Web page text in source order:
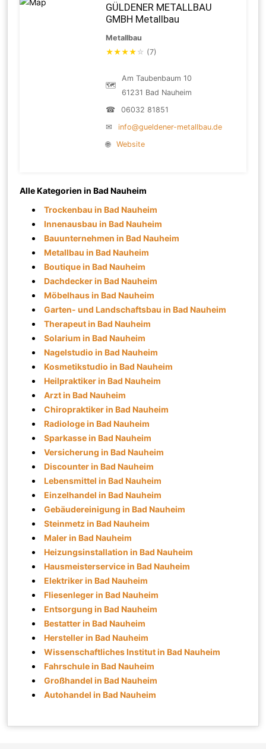
GÜLDENER METALLBAU
GMBH Metallbau
Metallbau
★★★★ ☆ (7)
🗺
Am Taubenbaum 10
61231 Bad Nauheim
☎
06032 81851
✉
info@gueldener-metallbau.de
🌐
Website
Alle Kategorien in Bad Nauheim
Trockenbau in Bad Nauheim
Innenausbau in Bad Nauheim
Bauunternehmen in Bad Nauheim
Metallbau in Bad Nauheim
Boutique in Bad Nauheim
Dachdecker in Bad Nauheim
Möbelhaus in Bad Nauheim
Garten- und Landschaftsbau in Bad Nauheim
Therapeut in Bad Nauheim
Solarium in Bad Nauheim
Nagelstudio in Bad Nauheim
Kosmetikstudio in Bad Nauheim
Heilpraktiker in Bad Nauheim
Arzt in Bad Nauheim
Chiropraktiker in Bad Nauheim
Radiologe in Bad Nauheim
Sparkasse in Bad Nauheim
Versicherung in Bad Nauheim
Discounter in Bad Nauheim
Lebensmittel in Bad Nauheim
Einzelhandel in Bad Nauheim
Gebäudereinigung in Bad Nauheim
Steinmetz in Bad Nauheim
Maler in Bad Nauheim
Heizungsinstallation in Bad Nauheim
Hausmeisterservice in Bad Nauheim
Elektriker in Bad Nauheim
Fliesenleger in Bad Nauheim
Entsorgung in Bad Nauheim
Bestatter in Bad Nauheim
Hersteller in Bad Nauheim
Wissenschaftliches Institut in Bad Nauheim
Fahrschule in Bad Nauheim
Großhandel in Bad Nauheim
Autohandel in Bad Nauheim